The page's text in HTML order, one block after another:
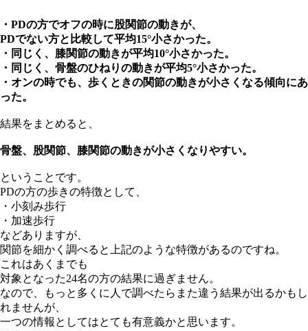
・PDの方でオフの時に股関節の動きが、
PDでない方と比較して平均15°小さかった。
・同じく、膝関節の動きが平均10°小さかった。
・同じく、骨盤のひねりの動きが平均5°小さかった。
・オンの時でも、歩くときの関節の動きが小さくなる傾向にあ
った。
結果をまとめると、
骨盤、股関節、膝関節の動きが小さくなりやすい。
ということです。
PDの方の歩きの特徴として、
・小刻み歩行
・加速歩行
などありますが、
関節を細かく調べると上記のような特徴があるのですね。
これはあくまでも
対象となった24名の方の結果に過ぎません。
なので、もっと多くに人で調べたらまた違う結果が出るかもし
れませんが、
一つの情報としてはとても有意義かと思います。